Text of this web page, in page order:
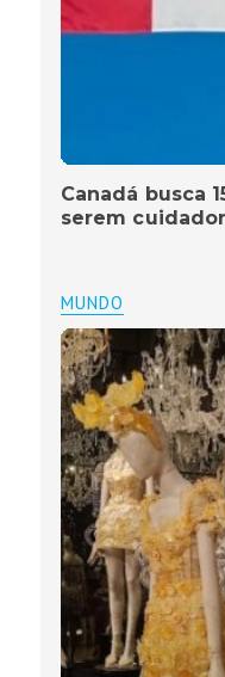
Canadá busca
serem
MUNDO